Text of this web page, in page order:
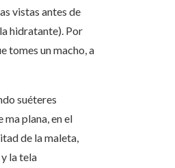
vistas antes de
hidratante). Por
tomes un macho, a
suéteres
ma plana, en el
de la maleta,
la tela